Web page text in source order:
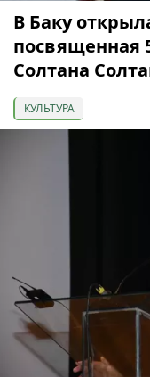
В Баку
посвященная
Солтана
КУЛЬТУРА